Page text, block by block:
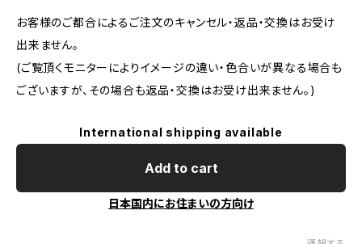
お客様のご都合によるご注文のキャンセル・返品・交換はお受け
出来ません。
(ご覧頂くモニターによりイメージの違い・色合いが異なる場合も
ございますが、その場合も返品・交換はお受け出来ません。)
International shipping available
Add to cart
日本国内にお住まいの方向け